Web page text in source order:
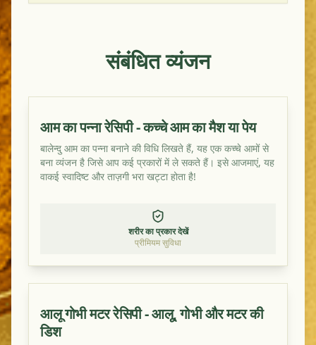
संबंधित व्यंजन
आम का पन्ना रेसिपी - कच्चे आम का मैश या पेय
बालेन्दु आम का पन्ना बनाने की विधि लिखते हैं, यह एक कच्चे आमों से
बना व्यंजन है जिसे आप कई प्रकारों में ले सकते हैं। इसे आजमाएं, यह
वाकई स्वादिष्ट और ताज़गी भरा खट्टा होता है!
शरीर का प्रकार देखें
प्रीमियम सुविधा
आलू गोभी मटर रेसिपी - आलू, गोभी और मटर की
डिश